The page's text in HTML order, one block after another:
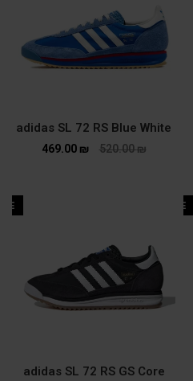
adidas SL 72 RS Blue White
520.00₪
469.00 ₪
SALE
adidas SL 72 RS GS Core